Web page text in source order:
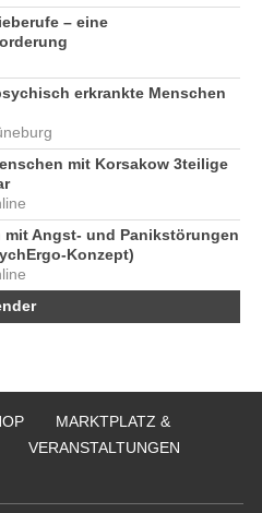
– eine
erkrankte Menschen
mit Korsakow 3teilige
mit Angst- und Panikstörungen
Konzept)
MARKTPLATZ &
VERANSTALTUNGEN